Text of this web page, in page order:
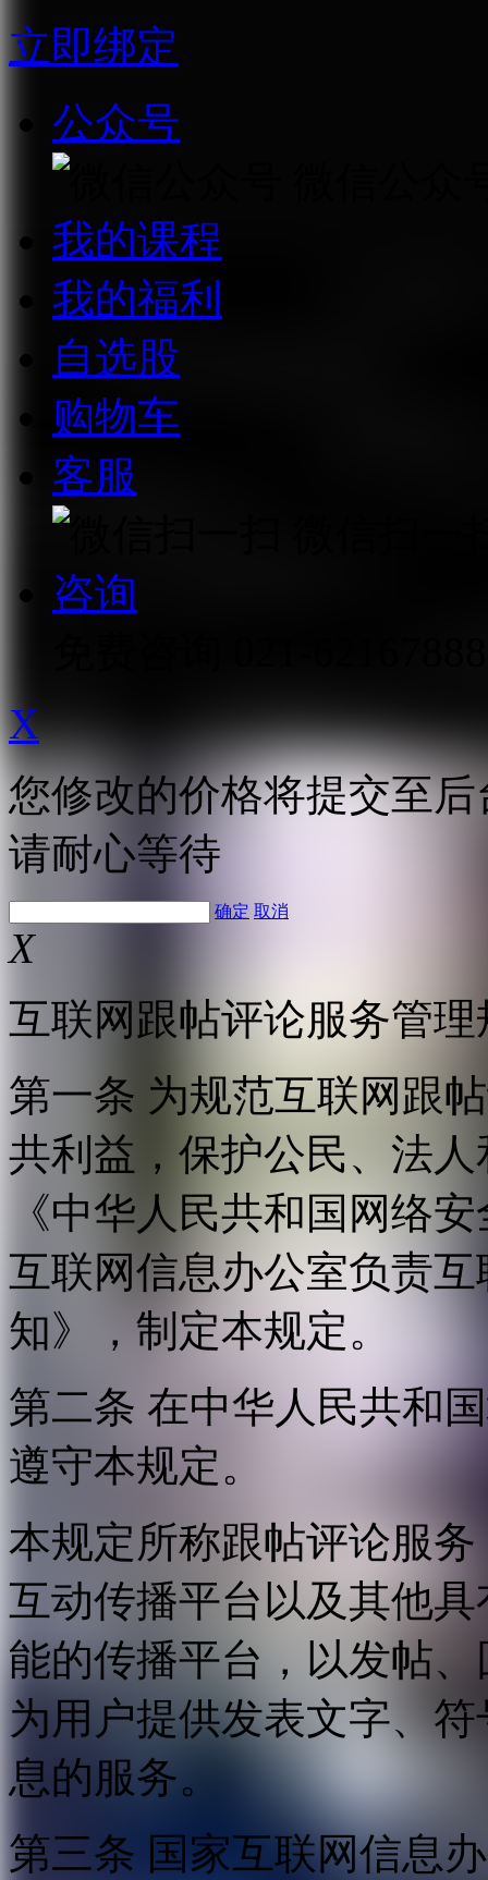
立即绑定
公众号
我的课程
我的福利
自选股
购物车
客服
咨询
X
您修改的价格将提交至
请耐心等待
确定 取消
X
互联网跟帖评论服务管理
第一条 为规范互联网跟
共利益，保护公民、法
《中华人民共和国网络
互联网信息办公室负责
知》，制定本规定。
第二条 在中华人民共和
遵守本规定。
本规定所称跟帖评论服
互动传播平台以及其他
能的传播平台，以发帖
为用户提供发表文字、
息的服务。
第三条 国家互联网信息